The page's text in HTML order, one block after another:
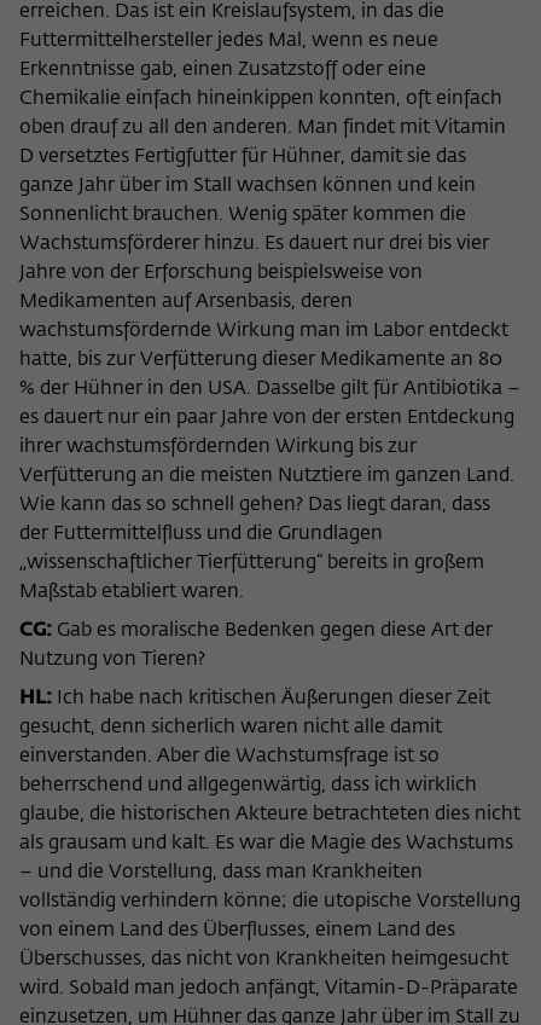
erreichen. Das ist ein Kreislaufsystem, in das die
Futtermittelhersteller jedes Mal, wenn es neue
Erkenntnisse gab, einen Zusatzstoff oder eine
Chemikalie einfach hineinkippen konnten, oft einfach
oben drauf zu all den anderen. Man findet mit Vitamin
D versetztes Fertigfutter für Hühner, damit sie das
ganze Jahr über im Stall wachsen können und kein
Sonnenlicht brauchen. Wenig später kommen die
Wachstumsförderer hinzu. Es dauert nur drei bis vier
Jahre von der Erforschung beispielsweise von
Medikamenten auf Arsenbasis, deren
wachstumsfördernde Wirkung man im Labor entdeckt
hatte, bis zur Verfütterung dieser Medikamente an 80
% der Hühner in den USA. Dasselbe gilt für Antibiotika –
es dauert nur ein paar Jahre von der ersten Entdeckung
ihrer wachstumsfördernden Wirkung bis zur
Verfütterung an die meisten Nutztiere im ganzen Land.
Wie kann das so schnell gehen? Das liegt daran, dass
der Futtermittelfluss und die Grundlagen
„wissenschaftlicher Tierfütterung“ bereits in großem
Maßstab etabliert waren.
CG: Gab es moralische Bedenken gegen diese Art der
Nutzung von Tieren?
HL: Ich habe nach kritischen Äußerungen dieser Zeit
gesucht, denn sicherlich waren nicht alle damit
einverstanden. Aber die Wachstumsfrage ist so
beherrschend und allgegenwärtig, dass ich wirklich
glaube, die historischen Akteure betrachteten dies nicht
als grausam und kalt. Es war die Magie des Wachstums
– und die Vorstellung, dass man Krankheiten
vollständig verhindern könne; die utopische Vorstellung
von einem Land des Überflusses, einem Land des
Überschusses, das nicht von Krankheiten heimgesucht
wird. Sobald man jedoch anfängt, Vitamin-D-Präparate
einzusetzen, um Hühner das ganze Jahr über im Stall zu